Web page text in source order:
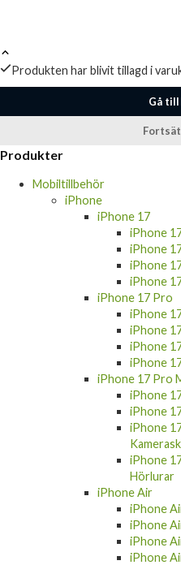
Produkten har blivit tillagd i
Gå till
Produkter
Mobiltillbehör
iPhone
iPhone 17
iPhone
iPhone
iPhone
iPhone
iPhone 17 Pro
iPhone
iPhone
iPhone
iPhone
iPhone 17 Pro
iPhone
iPhone
iPhone
iPhone
Hörlurar
iPhone Air
iPhone
iPhone
iPhone
iPhone